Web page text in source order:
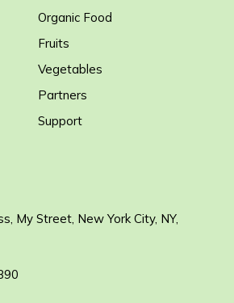
Organic Food
Fruits
Vegetables
Partners
Support
My Street, New York City, NY,